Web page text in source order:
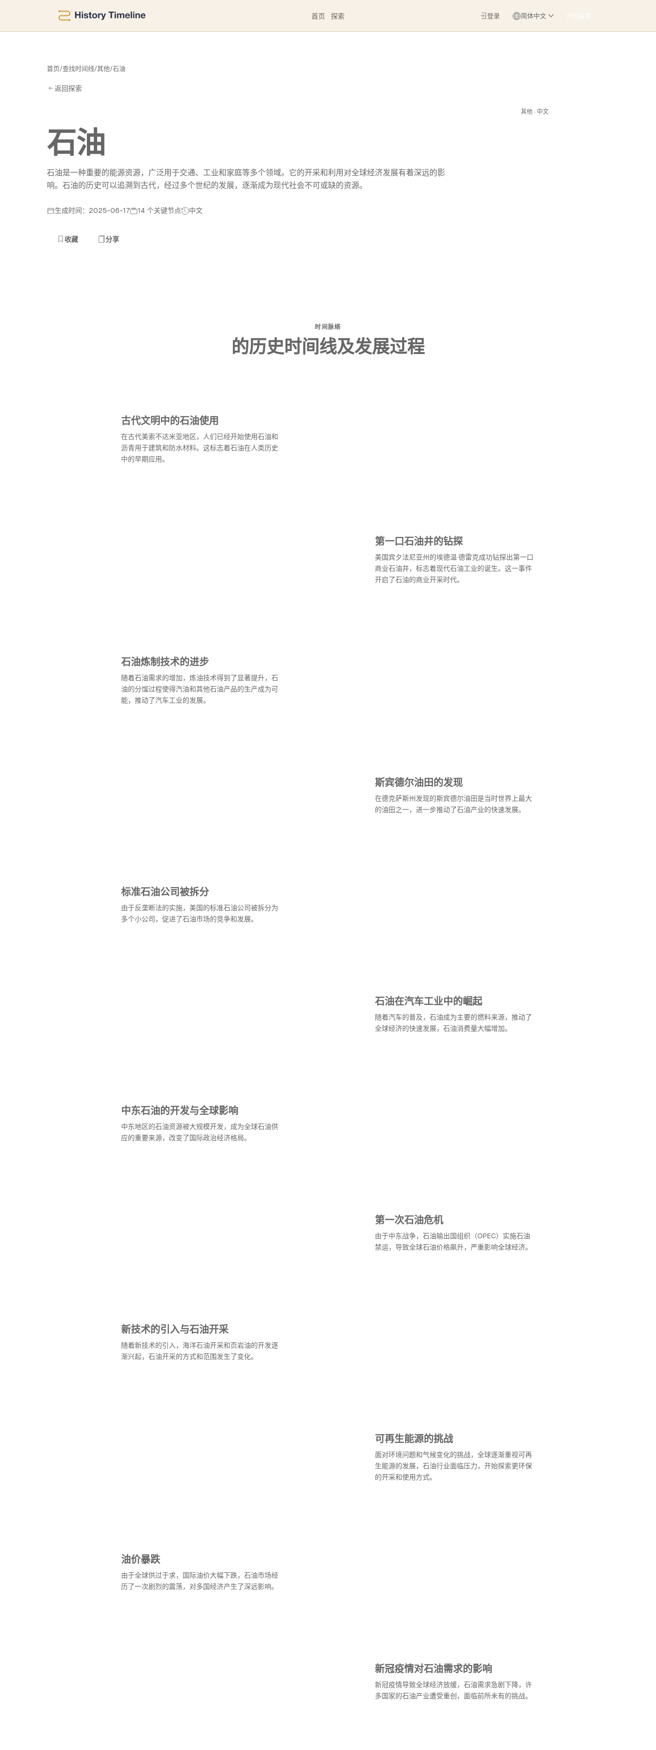
首页 探索 开始探索
登录 简体中文
首页/查找时间线/其他/石油
返回探索
其他 · 中文
石油
石油是一种重要的能源资源，广泛用于交通、工业和家庭等多个领域。它的开采和利用对全球经济发展有着深远的影
响。石油的历史可以追溯到古代，经过多个世纪的发展，逐渐成为现代社会不可或缺的资源。
生成时间：2025-06-17 14 个关键节点 中文
收藏 分享
时间脉络
的历史时间线及发展过程
古代文明中的石油使用
在古代美索不达米亚地区，人们已经开始使用石油和
沥青用于建筑和防水材料。这标志着石油在人类历史
中的早期应用。
第一口石油井的钻探
美国宾夕法尼亚州的埃德温·德雷克成功钻探出第一口
商业石油井，标志着现代石油工业的诞生。这一事件
开启了石油的商业开采时代。
石油炼制技术的进步
随着石油需求的增加，炼油技术得到了显著提升，石
油的分馏过程使得汽油和其他石油产品的生产成为可
能，推动了汽车工业的发展。
斯宾德尔油田的发现
在德克萨斯州发现的斯宾德尔油田是当时世界上最大
的油田之一，进一步推动了石油产业的快速发展。
标准石油公司被拆分
由于反垄断法的实施，美国的标准石油公司被拆分为
多个小公司，促进了石油市场的竞争和发展。
石油在汽车工业中的崛起
随着汽车的普及，石油成为主要的燃料来源，推动了
全球经济的快速发展，石油消费量大幅增加。
中东石油的开发与全球影响
中东地区的石油资源被大规模开发，成为全球石油供
应的重要来源，改变了国际政治经济格局。
第一次石油危机
由于中东战争，石油输出国组织（OPEC）实施石油
禁运，导致全球石油价格飙升，严重影响全球经济。
新技术的引入与石油开采
随着新技术的引入，海洋石油开采和页岩油的开发逐
渐兴起，石油开采的方式和范围发生了变化。
可再生能源的挑战
面对环境问题和气候变化的挑战，全球逐渐重视可再
生能源的发展，石油行业面临压力，开始探索更环保
的开采和使用方式。
油价暴跌
由于全球供过于求，国际油价大幅下跌，石油市场经
历了一次剧烈的震荡，对多国经济产生了深远影响。
新冠疫情对石油需求的影响
新冠疫情导致全球经济放缓，石油需求急剧下降，许
多国家的石油产业遭受重创，面临前所未有的挑战。